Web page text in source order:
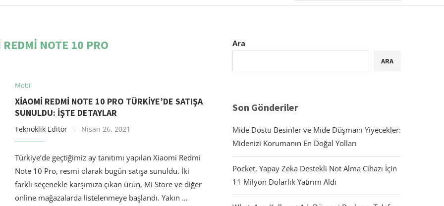
NOTE 10 PRO
Mobil
XIAOMI REDMI NOTE 10 PRO TÜRKIYE’DE SATIŞA
SUNULDU: İŞTE DETAYLAR
Teknoklik Editör Nisan 26, 2021
Türkiye’de geçtiğimiz ay tanıtımı yapılan Xiaomi Redmi
Note 10 Pro, resmi olarak bugün satışa sunuldu. İki
farklı seçenekle karşımıza çıkan ürün, Mi Store ve diğer
online mağazalarda listelenmeye başlandı. Yakın …
Ara
ARA
Son Gönderiler
Mide Dostu Besinler ve Mide Düşmanı Yiyecekler:
Midenizi Korumanın En Doğal Yolları
Pocket, Yapay Zeka Destekli Not Alma Cihazı İçin
11 Milyon Dolarlık Yatırım Aldı